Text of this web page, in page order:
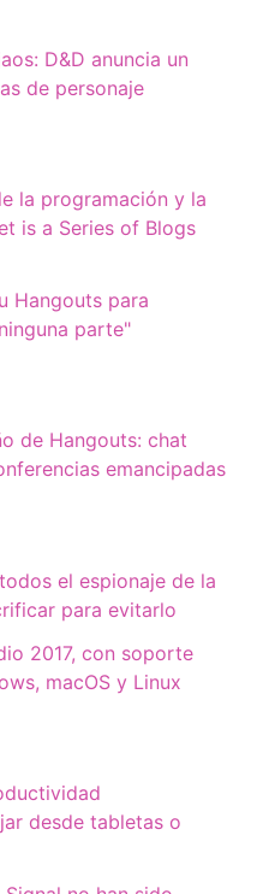
D&D anuncia un
de personaje
la programación y la
is a Series of Blogs
Hangouts para
parte"
de Hangouts: chat
emancipadas
el espionaje de la
para evitarlo
2017, con soporte
macOS y Linux
desde tabletas o